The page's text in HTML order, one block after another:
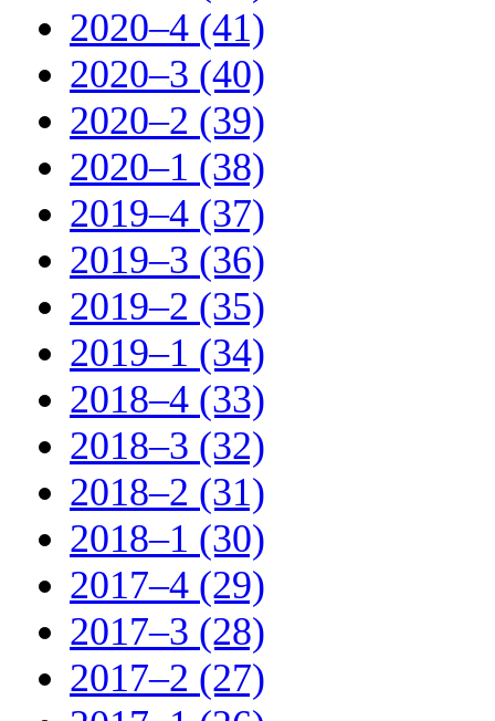
2020–4 (41)
2020–3 (40)
2020–2 (39)
2020–1 (38)
2019–4 (37)
2019–3 (36)
2019–2 (35)
2019–1 (34)
2018–4 (33)
2018–3 (32)
2018–2 (31)
2018–1 (30)
2017–4 (29)
2017–3 (28)
2017–2 (27)